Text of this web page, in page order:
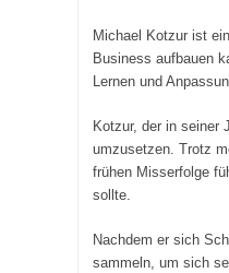
Michael Kotzur ist
Business aufbauen
Lernen und
Kotzur, der in seiner
umzusetzen. Trotz
frühen Misserfolge
sollte.
Nachdem er sich
sammeln, um sich